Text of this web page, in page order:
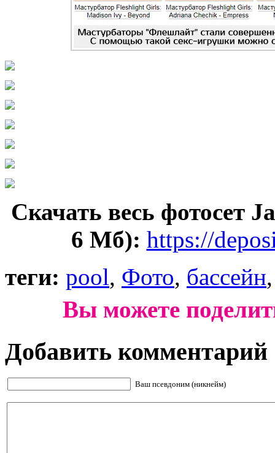
Скачать весь фотосет
6 Мб): https://
теги: pool, Фото, бассейн
Вы можете
Добавить комментарий
Ваш псевдоним (никнейм)